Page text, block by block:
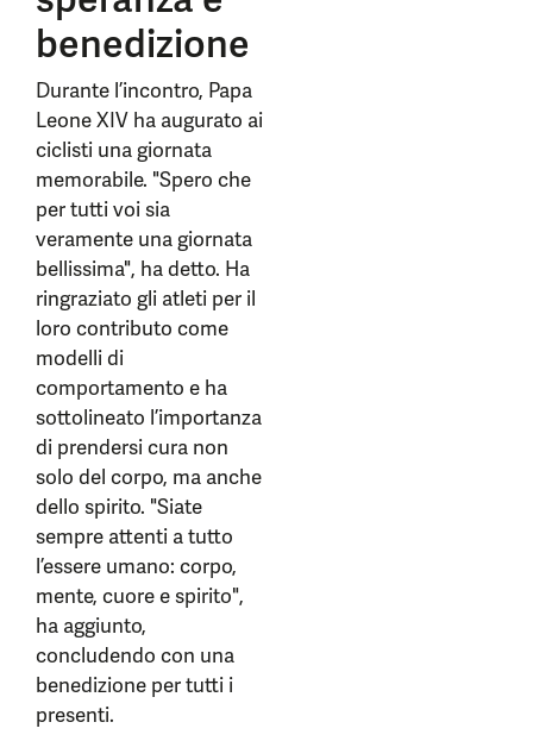
benedizione
Durante l’incontro, Papa
Leone XIV ha augurato ai
ciclisti una giornata
memorabile. "Spero che
per tutti voi sia
veramente una giornata
bellissima", ha detto. Ha
ringraziato gli atleti per il
loro contributo come
modelli di
comportamento e ha
sottolineato l’importanza
di prendersi cura non
solo del corpo, ma anche
dello spirito. "Siate
sempre attenti a tutto
l’essere umano: corpo,
mente, cuore e spirito",
ha aggiunto,
concludendo con una
benedizione per tutti i
presenti.